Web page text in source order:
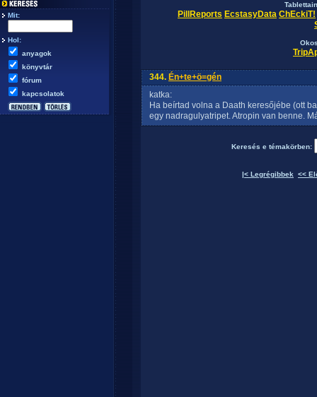
Mit:
Hol:
anyagok
könyvtár
fórum
kapcsolatok
PillReports EcstasyData ChEckiT!
344. Én+te+ö=gén
katka:
Ha beírtad volna a Daath keresőjébe (ott
egy nadragulyatripet. Atropin van benne.
Keresés e témakörben:
|< Legrégibbek <<